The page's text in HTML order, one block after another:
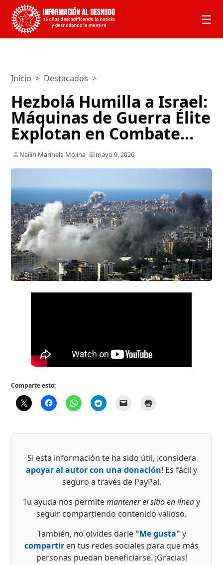
☰
Inicio > Destacados >
Hezbolá Humilla a Israel:
Máquinas de Guerra Élite
Explotan en Combate…
Nailin Marinela Molina mayo 9, 2026
Comparte esto:
Si esta información te ha sido útil, ¡considera
apoyar al autor con una donación! Es fácil y
seguro a través de PayPal.
Tu ayuda nos permitemantener el sitio en líneay
seguir compartiendo contenido valioso.
También, no olvides darle "Me gusta" y
compartir en tus redes sociales para que más
personas puedan beneficiarse. ¡Gracias!